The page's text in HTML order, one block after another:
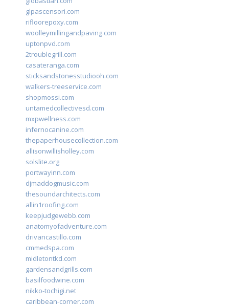
glpascensori.com
rifloorepoxy.com
woolleymillingandpaving.com
uptonpvd.com
2troublegrill.com
casateranga.com
sticksandstonesstudiooh.com
walkers-treeservice.com
shopmossi.com
untamedcollectivesd.com
mxpwellness.com
infernocanine.com
thepaperhousecollection.com
allisonwillisholley.com
solslite.org
portwayinn.com
djmaddogmusic.com
thesoundarchitects.com
allin1roofing.com
keepjudgewebb.com
anatomyofadventure.com
drivancastillo.com
cmmedspa.com
midletontkd.com
gardensandgrills.com
basilfoodwine.com
nikko-tochigi.net
caribbean-corner.com